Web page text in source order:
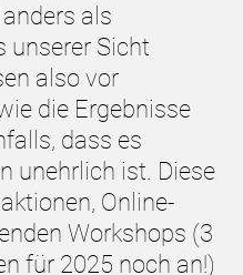
als
unserer Sicht
also vor
die Ergebnisse
dass es
unehrlich ist. Diese
Online-
Workshops (3
für 2025 noch an!)